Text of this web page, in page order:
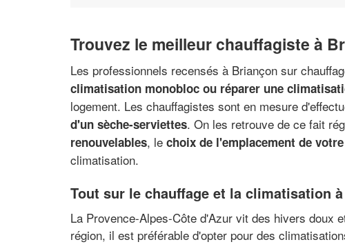
Trouvez le meilleur chauffagiste à
Les professionnels recensés à Briançon sur
climatisation monobloc ou réparer une
logement. Les chauffagistes sont en mesure
d'un sèche-serviettes. On les retrouve de ce fait
renouvelables, le choix de l'emplacement de
climatisation.
Tout sur le chauffage et la climatisation
La Provence-Alpes-Côte d'Azur vit des hivers doux
région, il est préférable d'opter pour des